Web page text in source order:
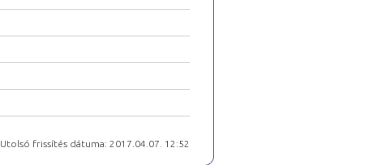
Utolsó frissítés dátuma: 2017.04.07. 12:52